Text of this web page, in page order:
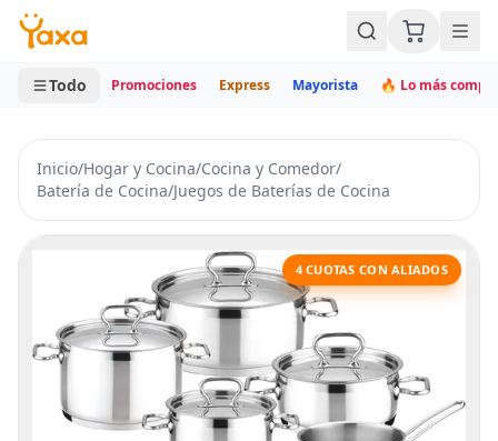
MINI CARRITO
0 productos
Todo Promociones Express Mayorista 🔥 Lo más
Inicio/Hogar y Cocina/Cocina y Comedor/
Batería de Cocina/Juegos de Baterías de Cocina
4 CUOTAS CON ALIADOS